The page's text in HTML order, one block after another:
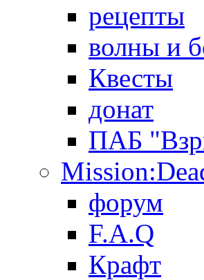
рецепты
волны и
Квесты
донат
ПАБ
форум
F.A.Q
Крафт